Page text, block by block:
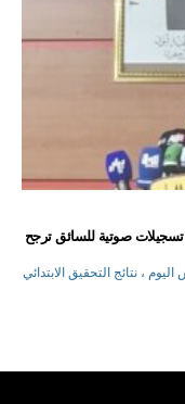
صوتية للسائق ترجح
، نتائج التحقيق الابتدائي